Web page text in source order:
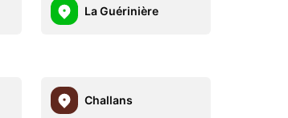
La Guérinière
Challans